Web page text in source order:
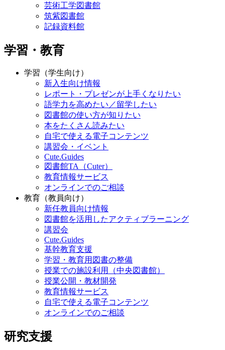
芸術工学図書館
筑紫図書館
記録資料館
学習・教育
学習（学生向け）
新入生向け情報
レポート・プレゼンが上手くなりたい
語学力を高めたい／留学したい
図書館の使い方が知りたい
本をたくさん読みたい
自宅で使える電子コンテンツ
講習会・イベント
Cute.Guides
図書館TA（Cuter）
教育情報サービス
オンラインでのご相談
教育（教員向け）
新任教員向け情報
図書館を活用したアクティブラーニング
講習会
Cute.Guides
基幹教育支援
学習・教育用図書の整備
授業での施設利用（中央図書館）
授業公開・教材開発
教育情報サービス
自宅で使える電子コンテンツ
オンラインでのご相談
研究支援